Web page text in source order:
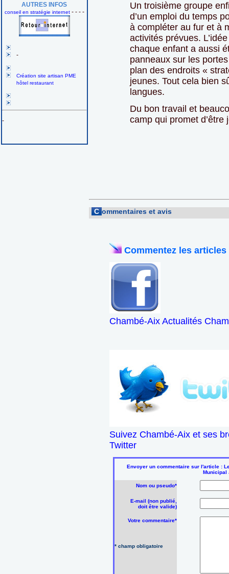
AUTRES INFOS
conseil en stratégie internet - - - -
-
Création site artisan PME
hôtel restaurant
-
Un troisième groupe
d’un emploi du temps
à compléter au fur et à
activités prévues.
chaque enfant a aussi
panneaux sur les
plan des endroits «
jeunes. Tout cela bien
langues.
Du bon travail et
camp qui promet d’être
C ommentaires et avis
Commentez les
Chambé-Aix Actualités
Suivez Chambé-Aix et ses
Twitter
Envoyer un commentaire sur l'article :
Municipal
Nom ou pseudo*
E-mail (non publié,
doit être valide)
Votre commentaire*
* champ obligatoire